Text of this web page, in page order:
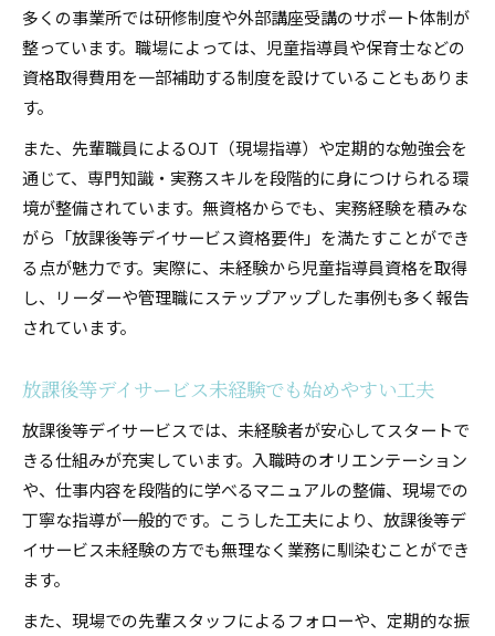
多くの事業所では研修制度や外部講座受講のサポート体制が
整っています。職場によっては、児童指導員や保育士などの
資格取得費用を一部補助する制度を設けていることもありま
す。
また、先輩職員によるOJT（現場指導）や定期的な勉強会を
通じて、専門知識・実務スキルを段階的に身につけられる環
境が整備されています。無資格からでも、実務経験を積みな
がら「放課後等デイサービス資格要件」を満たすことができ
る点が魅力です。実際に、未経験から児童指導員資格を取得
し、リーダーや管理職にステップアップした事例も多く報告
されています。
放課後等デイサービス未経験でも始めやすい工夫
放課後等デイサービスでは、未経験者が安心してスタートで
きる仕組みが充実しています。入職時のオリエンテーション
や、仕事内容を段階的に学べるマニュアルの整備、現場での
丁寧な指導が一般的です。こうした工夫により、放課後等デ
イサービス未経験の方でも無理なく業務に馴染むことができ
ます。
また、現場での先輩スタッフによるフォローや、定期的な振